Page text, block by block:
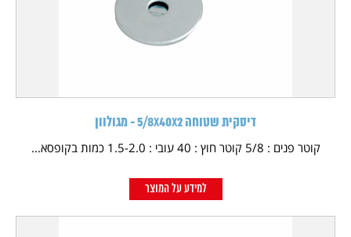
דיסקית שטוחה 5/8X40X2 - מגולוון
קוטר פנים : 5/8 קוטר חוץ : 40 עובי : 1.5-2.0 כמות בקופסא...
למידע על המוצר